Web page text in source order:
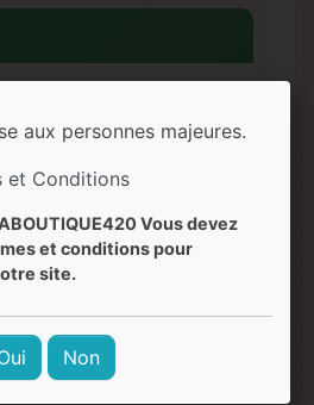
vanille, poivre, miel
euphorique, équilibré,
aux personnes majeures.
et Conditions
Vous devez
et conditions pour
site.
Non